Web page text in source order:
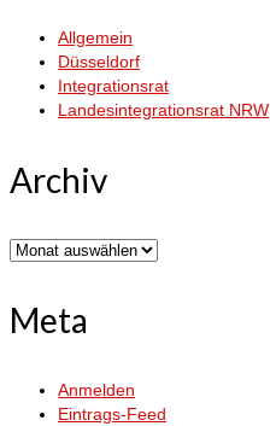
Allgemein
Düsseldorf
Integrationsrat
Landesintegrationsrat NRW
Archiv
Archiv
Meta
Anmelden
Eintrags-Feed